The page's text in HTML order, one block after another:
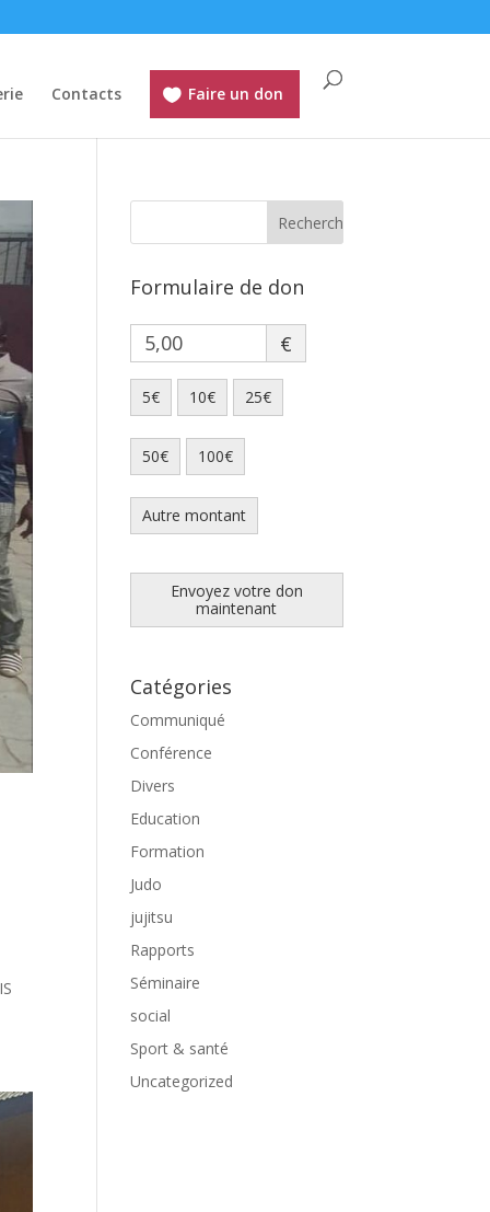
Contacts Faire un don
Formulaire de don
€
5€ 10€ 25€
50€ 100€
Autre montant
Envoyez votre don
maintenant
Catégories
Communiqué
Conférence
Divers
Education
Formation
Judo
jujitsu
Rapports
Séminaire
social
Sport & santé
Uncategorized